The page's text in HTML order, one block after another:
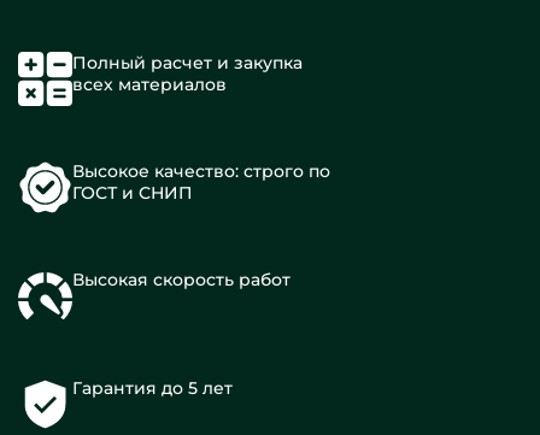
Полный расчет и закупка
всех материалов
Высокое качество: строго по
ГОСТ и СНИП
Высокая скорость работ
Гарантия до 5 лет